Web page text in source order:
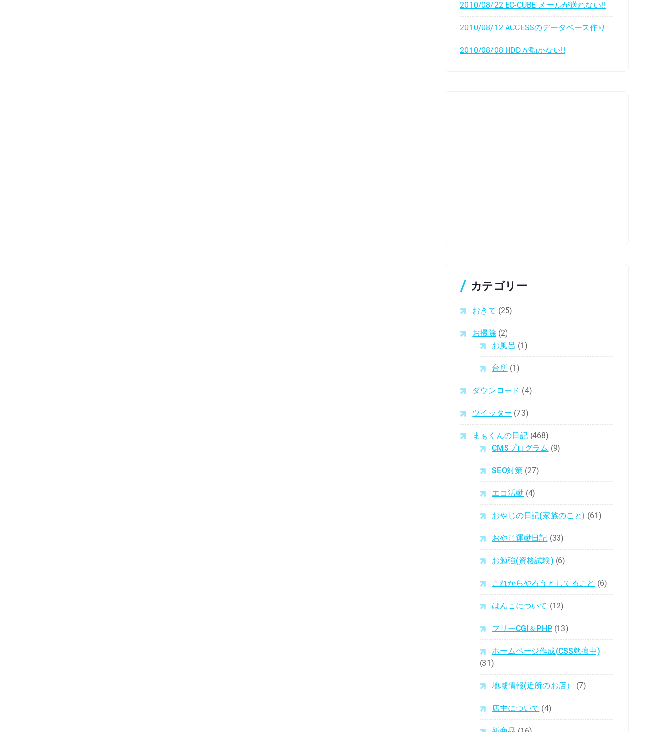
2010/08/22 EC-CUBE メールが送れない!!
2010/08/12 ACCESSのデータベース作り
2010/08/08 HDDが動かない!!
カテゴリー
おきて (25)
お掃除 (2)
お風呂 (1)
台所 (1)
ダウンロード (4)
ツイッター (73)
まぁくんの日記 (468)
CMSプログラム (9)
SEO対策 (27)
エコ活動 (4)
おやじの日記(家族のこと) (61)
おやじ運動日記 (33)
お勉強(資格試験) (6)
これからやろうとしてること (6)
はんこについて (12)
フリーCGI＆PHP(13)
ホームページ作成(CSS勉強中)
(31)
地域情報(近所のお店） (7)
店主について (4)